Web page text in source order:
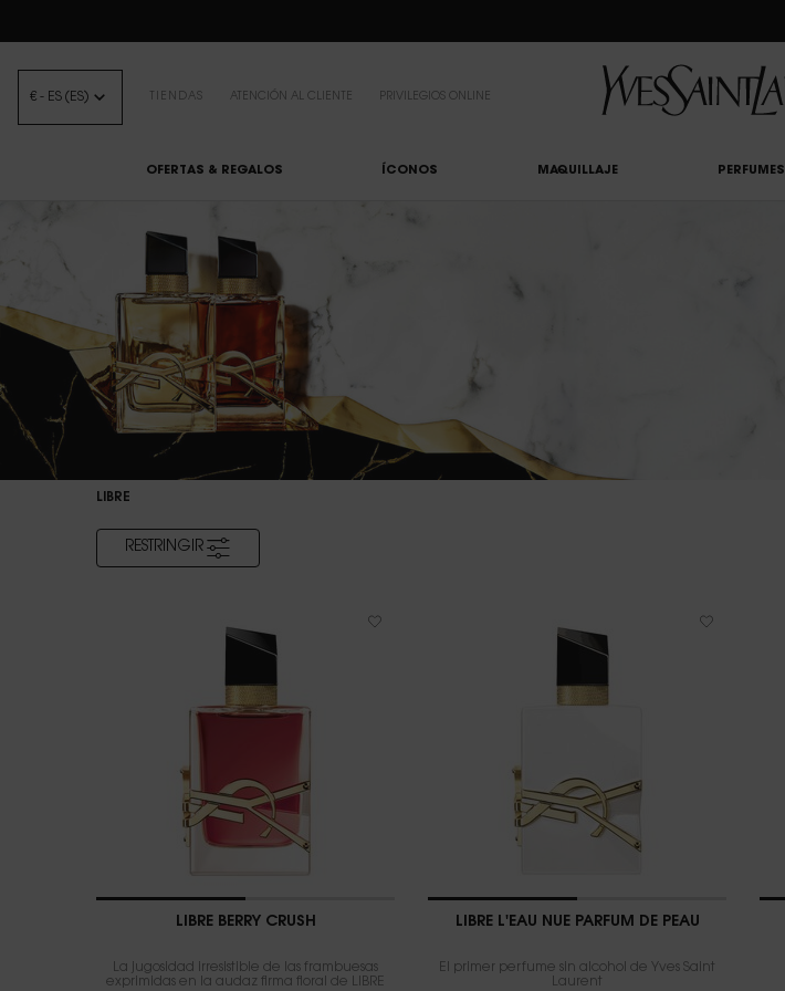
€ - ES (ES) TIENDAS ATENCIÓN AL CLIENTE PRIVILEGIOS ONLINE
OFERTAS & REGALOS ÍCONOS MAQUILLAJE PERFUMES
LIBRE
RESTRINGIR
FILTROS
LIBRE BERRY CRUSH
La jugosidad irresistible de las frambuesas
exprimidas en la audaz firma floral de LIBRE
LIBRE L'EAU NUE PARFUM DE PEAU
El primer perfume sin alcohol de Yves Saint
Laurent